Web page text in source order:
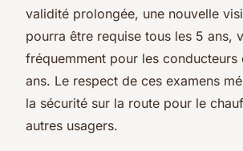
validité prolongée, une nouvelle
pourra être requise tous les 5 ans,
fréquemment pour les conducteurs
ans. Le respect de ces examens
la sécurité sur la route pour le
autres usagers.